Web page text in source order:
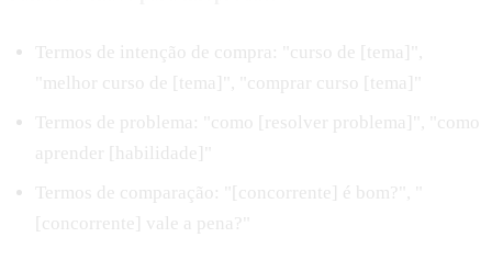
Termos de intenção de compra: "curso de [tema]",
"melhor curso de [tema]", "comprar curso [tema]"
Termos de problema: "como [resolver problema]", "como
aprender [habilidade]"
Termos de comparação: "[concorrente] é bom?", "
[concorrente] vale a pena?"